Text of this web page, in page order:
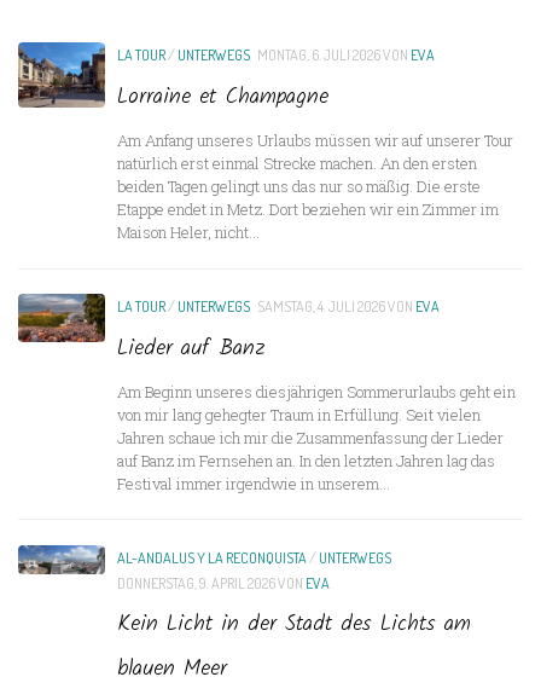
LA TOUR/UNTERWEGS MONTAG, 6. JULI 2026VON EVA
Lorraine et Champagne
Am Anfang unseres Urlaubs müssen wir auf unserer Tour
natürlich erst einmal Strecke machen. An den ersten
beiden Tagen gelingt uns das nur so mäßig. Die erste
Etappe endet in Metz. Dort beziehen wir ein Zimmer im
Maison Heler, nicht...
LA TOUR/UNTERWEGS SAMSTAG, 4. JULI 2026VON EVA
Lieder auf Banz
Am Beginn unseres diesjährigen Sommerurlaubs geht ein
von mir lang gehegter Traum in Erfüllung. Seit vielen
Jahren schaue ich mir die Zusammenfassung der Lieder
auf Banz im Fernsehen an. In den letzten Jahren lag das
Festival immer irgendwie in unserem...
AL-ANDALUS Y LA RECONQUISTA /UNTERWEGS
DONNERSTAG, 9. APRIL 2026VON EVA
Kein Licht in der Stadt des Lichts am
blauen Meer